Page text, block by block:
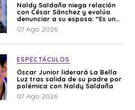
Naldy Saldaña niega relación
con César Sánchez y evalúa
denunciar a su esposa: “Es una
difamación”
07 Ago 2026
ESPECTÁCULOS
Óscar Junior liderará La Bella
Luz tras salida de su padre por
polémica con Naldy Saldaña
07 Ago 2026